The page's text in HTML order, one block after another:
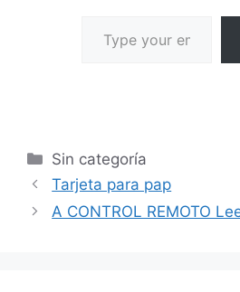
Sin categoría
Tarjeta para pap
A CONTROL REMOTO